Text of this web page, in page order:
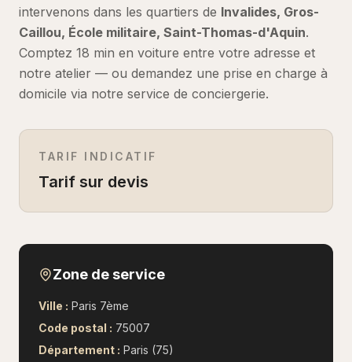
intervenons dans les quartiers de Invalides, Gros-
Caillou, École militaire, Saint-Thomas-d'Aquin.
Comptez 18 min en voiture entre votre adresse et
notre atelier — ou demandez une prise en charge à
domicile via notre service de conciergerie.
TARIF INDICATIF
Tarif sur devis
Zone de service
Ville : Paris 7ème
Code postal : 75007
Département : Paris (75)